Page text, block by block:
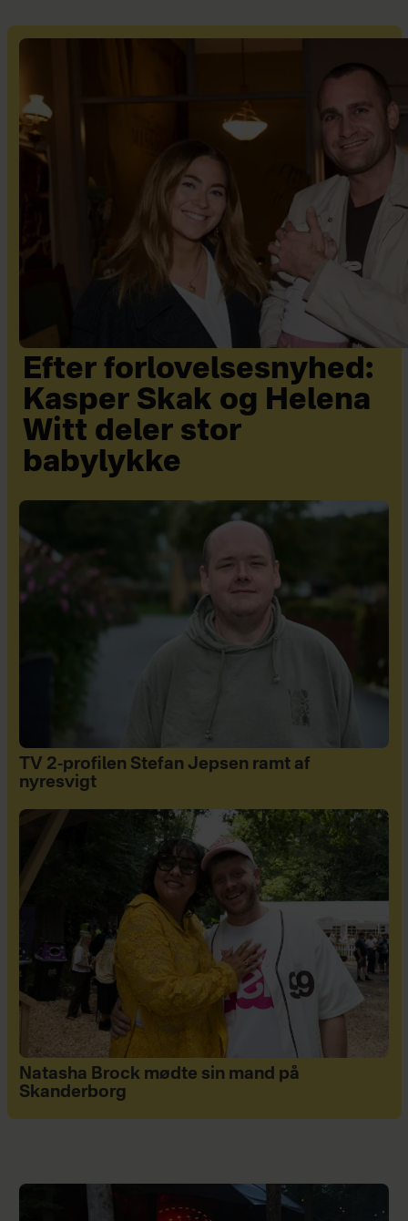
Efter forlovelsesnyhed:
Kasper Skak og Helena
Witt deler stor
babylykke
TV 2-profilen Stefan Jepsen ramt af
nyresvigt
Natasha Brock mødte sin mand på
Skanderborg